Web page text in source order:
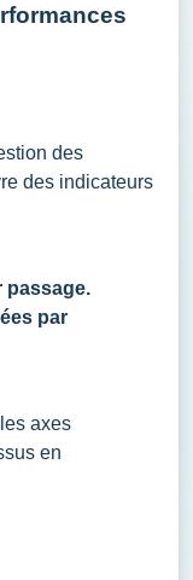
des
des indicateurs
passage.
par
axes
en